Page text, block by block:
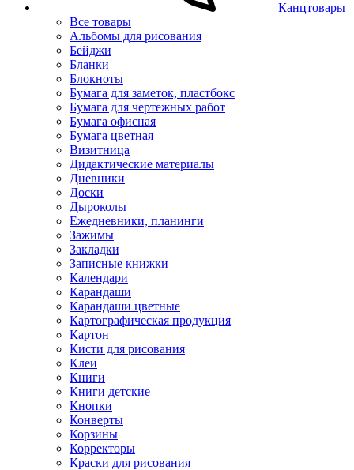
Канцтовары
Все товары
Альбомы для рисования
Бейджи
Бланки
Блокноты
Бумага для заметок, пластбокс
Бумага для чертежных работ
Бумага офисная
Бумага цветная
Визитница
Дидактические материалы
Дневники
Доски
Дыроколы
Ежедневники, планинги
Зажимы
Закладки
Записные книжки
Календари
Карандаши
Карандаши цветные
Картографическая продукция
Картон
Кисти для рисования
Клеи
Книги
Книги детские
Кнопки
Конверты
Корзины
Корректоры
Краски для рисования